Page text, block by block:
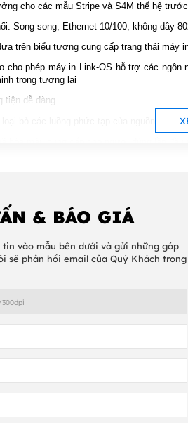
cho các mẫu Stripe và S4M thế hệ trước
Song song, Ethernet 10/100, không dây
trên biểu tượng cung cấp trạng thái máy
cho phép máy in Link-OS hỗ trợ các
trong tương lai
tiện dễ dàng
loại bỏ các luồng phức tạp của nguồn cung
nhiệt trực tiếp hoặc truyền nhiệt (tùy chọn)
với sự lựa chọn của vỏ kim loại (ZT230)
hai lần với cửa sổ lớn rõ ràng
tải cho phương tiện đơn giản và tải ruy băng
trạng thái máy in nhanh
đồ họa đa ngôn ngữ LCD dựa trên biểu
tiếp USB 2.0 và RS-232
& BÁO GIÁ
vào mẫu bên dưới và gửi những góp
sẽ phản hồi email của Quý Khách trong